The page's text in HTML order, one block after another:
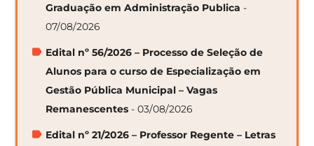
Graduação em Administração Publica -
07/08/2026
Edital nº 56/2026 – Processo de Seleção de
Alunos para o curso de Especialização em
Gestão Pública Municipal – Vagas
Remanescentes - 03/08/2026
Edital nº 21/2026 – Professor Regente – Letras